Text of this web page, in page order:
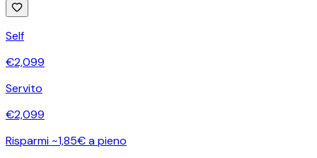
Self
€2,099
Servito
€2,099
Risparmi ~1,85€ a pieno